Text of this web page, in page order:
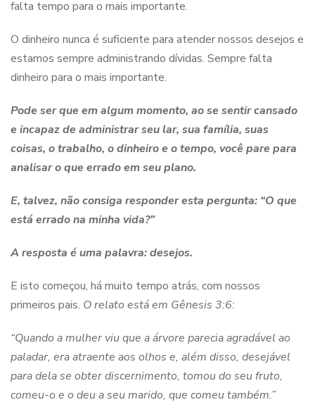
falta tempo para o mais importante.
O dinheiro nunca é suficiente para atender nossos desejos e
estamos sempre administrando dívidas. Sempre falta
dinheiro para o mais importante.
Pode ser que em algum momento, ao se sentir cansado
e incapaz de administrar seu lar, sua família, suas
coisas, o trabalho, o dinheiro e o tempo, você pare para
analisar o que errado em seu plano.
E, talvez, não consiga responder esta pergunta: “O que
está errado na minha vida?”
A resposta é uma palavra: desejos.
E isto começou, há muito tempo atrás, com nossos
primeiros pais. O relato está em Gênesis 3:6:
“Quando a mulher viu que a árvore parecia agradável ao
paladar, era atraente aos olhos e, além disso, desejável
para dela se obter discernimento, tomou do seu fruto,
comeu-o e o deu a seu marido, que comeu também.”